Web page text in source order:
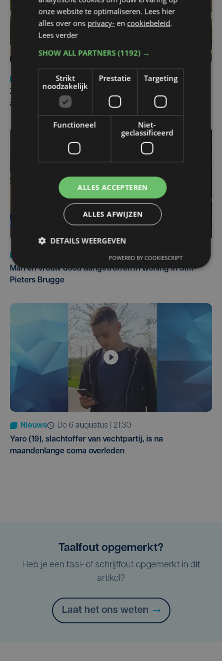
Update
za 1 augustus | 17:21
Zwaar ongeval op E403 in Izegem: drie rijstroken
afgesloten
di 4 augustus | 09:32
Man en vrouw dood aangetroffen in woning in Sint-
Pieters Brugge
Nieuws
do 6 augustus | 21:30
Yaro (19), slachtoffer van vechtpartij, is na
maandenlange coma overleden
Taalfout opgemerkt?
Heb je een taal- of schrijffout opgemerkt in dit
artikel?
Laat het ons weten
onze website te optimaliseren. Lees hier
alles over ons privacy- en cookiebeleid.
Lees verder
SHOW ALL PARTNERS(1192) →
Strikt
noodzakelijk
Prestatie Targeting
Functioneel
Niet-
geclassificeerd
ALLES ACCEPTEREN
ALLES AFWIJZEN
DETAILS WEERGEVEN
POWERED BY COOKIESCRIPT